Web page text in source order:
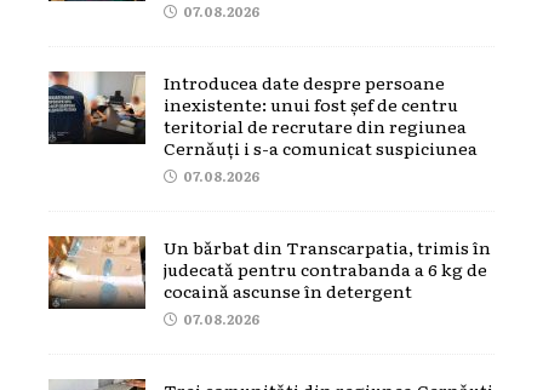
07.08.2026
Introducea date despre persoane
inexistente: unui fost șef de centru
teritorial de recrutare din regiunea
Cernăuți i s-a comunicat suspiciunea
07.08.2026
Un bărbat din Transcarpatia, trimis în
judecată pentru contrabanda a 6 kg de
cocaină ascunse în detergent
07.08.2026